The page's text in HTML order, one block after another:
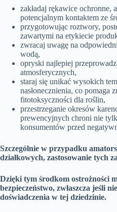
zakładaj rękawice ochronne,
potencjalnym kontaktem ze
przygotowując roztwory,
zawartymi na etykiecie
zwracaj uwagę na
wodą,
opryski najlepiej
atmosferycznych,
staraj się unikać wysokich
nasłonecznienia, co pomaga
fitotoksyczności dla roślin,
przestrzeganie okresów
prewencyjnych chroni nie
konsumentów przed
Szczególnie w przypadku
działkowych, zastosowanie tych
Dzięki tym środkom ostrożności
bezpieczeństwo, zwłaszcza jeśli
doświadczenia w tej dziedzinie.